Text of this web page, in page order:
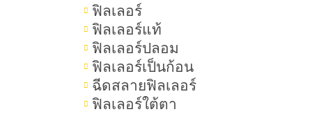
ฟิลเลอร์
ฟิลเลอร์แท้
ฟิลเลอร์ปลอม
ฟิลเลอร์เป็นก้อน
ฉีดสลายฟิลเลอร์
ฟิลเลอร์ใต้ตา
สีผิวสม่ำเสมอ ไม่มีความ
หรือริ้วรอยที่เห็นได้ชัด โดย
ปัจจัยที่ส่งผลให้ผิวหน้ากระจ่างใสมี
หลายอย่าง เช่น ทาครีมกันแดด ออก
กำลังกาย ดื่มน้ำให้เพียงพอ และการใช้